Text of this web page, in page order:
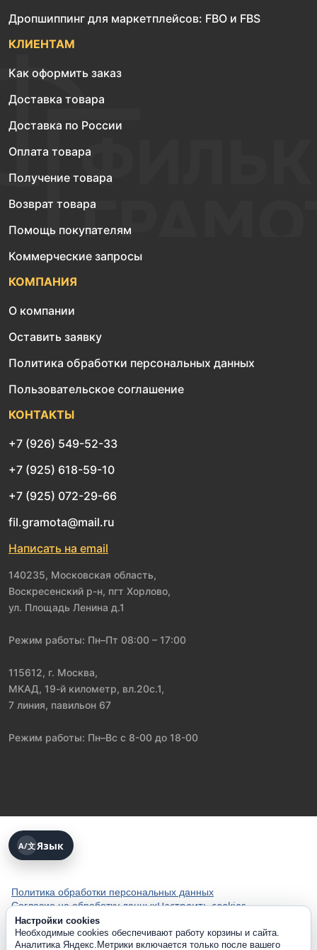
Дропшиппинг для маркетплейсов: FBO и FBS
КЛИЕНТАМ
Как оформить заказ
Доставка товара
Доставка по России
Оплата товара
Получение товара
Возврат товара
Помощь покупателям
Коммерческие запросы
КОМПАНИЯ
О компании
Оставить заявку
Политика обработки персональных данных
Пользовательское соглашение
КОНТАКТЫ
+7 (926) 549-52-33
+7 (925) 618-59-10
+7 (925) 072-29-66
fil.gramota@mail.ru
Написать на email
140235, Московская область,
Воскресенский р-н, пгт Хорлово,
ул. Площадь Ленина д.1
Режим работы: Пн–Пт 08:00 – 17:00
115612, г. Москва,
МКАД, 19-й километр, вл.20с.1,
7 линия, павильон 67
Режим работы: Пн–Вс с 8-00 до 18-00
A/文Язык
Политика обработки персональных данных
Согласие на обработку данныхНастроить cookies
Настройки cookies
Необходимые cookies обеспечивают работу корзины и сайта.
Аналитика Яндекс.Метрики включается только после вашего